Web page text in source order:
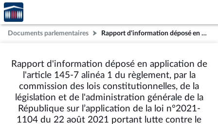
Aller au contenu
Aller en bas de la page
Accèder
à la
page
d'accueil
Documents parlementaires Rapport d'information déposé en application de l'article 145-7 alinéa 1 du règlement, par la commission des lois constitutionnelles, de la législation et de l'administration générale de la République sur l’application de la loi n°2021-1104 du 22 août 2021 portant lutte contre le dérèglement climatique et le renforcement de la résilience face à ses effets (M. Erwan Balanant et Mme Sandra Regol), n° 689
Rapport d'information déposé en application de
l'article 145-7 alinéa 1 du règlement, par la
commission des lois constitutionnelles, de la
législation et de l'administration générale de la
République sur l’application de la loi n°2021-
1104 du 22 août 2021 portant lutte contre le